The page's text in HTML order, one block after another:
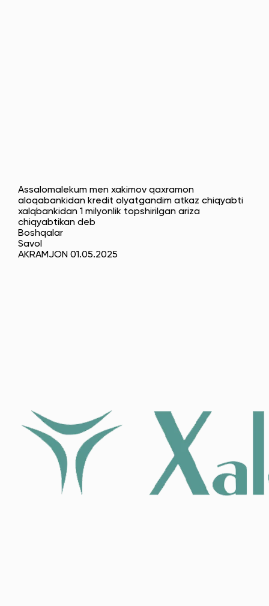
Assalomalekum men xakimov qaxramon
aloqabankidan kredit olyatgandim atkaz chiqyabti
xalqbankidan 1 milyonlik topshirilgan ariza
chiqyabtikan deb
Boshqalar
Savol
AKRAMJON 01.05.2025